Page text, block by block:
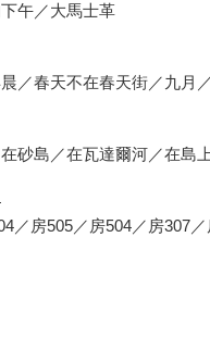
午／大馬士革
／春天不在春天街／九月
砂島／在瓦達爾河／在島
／房505／房504／房307